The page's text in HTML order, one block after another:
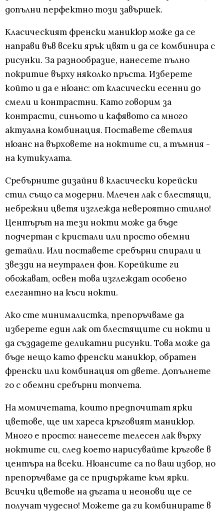
допълни перфектно този завършек.
Класическият френски маникюр може да се
направи във всеки ярък цвят и да се комбинира с
рисунки. За разнообразие, нанесете пълно
покритие върху няколко пръста. Изберете
който и да е нюанс: от класически есенни до
смели и контрастни. Като говорим за
контрасти, синьото и кафявото са много
актуална комбинация. Поставете светлия
нюанс на върховете на ноктите си, а тъмния -
на кутикулата.
Сребърните дизайни в класически корейски
стил също са модерни. Млечен лак с блестящи,
небрежни цветя изглежда невероятно стилно!
Центърът на тези нокти може да бъде
подчертан с кристали или просто обемни
детайли. Или поставете сребърни спирали и
звезди на неутрален фон. Корейките ги
обожават, освен това изглеждат особено
елегантно на къси нокти.
Ако сте минималистка, препоръчваме да
изберете един лак от блестящите си нокти и
да създадете деликатни рисунки. Това може да
бъде нещо като френски маникюр, обратен
френски или комбинация от двете. Допълнете
го с обемни сребърни топчета.
На момичетата, които предпочитат ярки
цветове, ще им хареса кръговият маникюр.
Много е просто: нанесете телесен лак върху
ноктите си, след което нарисувайте кръгове в
центъра на всеки. Нюансите са по ваш избор, но
препоръчваме да се придържате към ярки.
Всички цветове на дъгата и неонови ще се
получат чудесно! Можете да ги комбинирате в